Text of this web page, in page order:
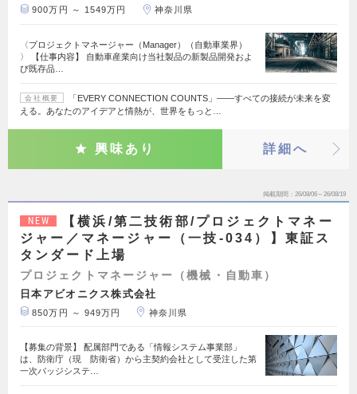
900万円 ～ 1549万円 神奈川県
〈プロジェクトマネージャー（Manager）（自動車業界）
〉 【仕事内容】 自動車産業向け当社製品の新製品開発およ
び既存品…
会社概要
「EVERY CONNECTION COUNTS」――すべての接続が未来を変
える。あなたのアイデアと情熱が、世界をもっと…
興味あり 詳細へ
掲載期間 26/08/06～26/08/19
NEW
【横浜/第二技術部/プロジェクトマネー
ジャー／マネージャー（一技-034）】東証ス
タンダード上場
プロジェクトマネージャー（機械・自動車）
日本アビオニクス株式会社
850万円 ～ 949万円 神奈川県
【募集の背景】 配属部門である「情報システム事業部」
は、防衛庁（現 防衛省）から主契約会社として受注した第
一次バッジシステ…